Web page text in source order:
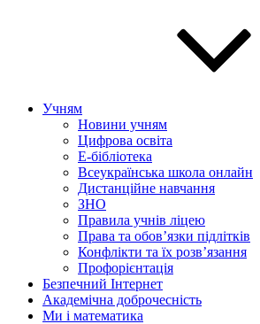
Учням
Новини учням
Цифрова освіта
E-бібліотека
Всеукраїнська школа онлайн
Дистанційне навчання
ЗНО
Правила учнів ліцею
Права та обов’язки підлітків
Конфлікти та їх розв’язання
Профорієнтація
Безпечний Інтернет
Академічна доброчесність
Ми і математика